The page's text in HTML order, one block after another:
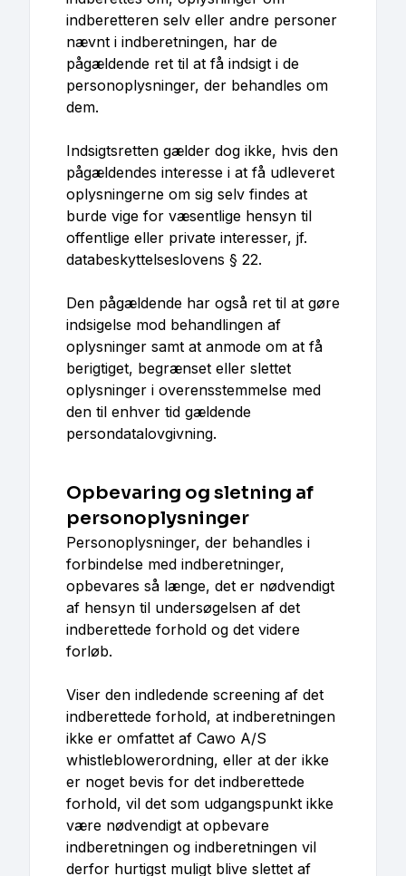
indberetteren selv eller andre personer
nævnt i indberetningen, har de
pågældende ret til at få indsigt i de
personoplysninger, der behandles om
dem.
Indsigtsretten gælder dog ikke, hvis den
pågældendes interesse i at få udleveret
oplysningerne om sig selv findes at
burde vige for væsentlige hensyn til
offentlige eller private interesser, jf.
databeskyttelseslovens § 22.
Den pågældende har også ret til at gøre
indsigelse mod behandlingen af
oplysninger samt at anmode om at få
berigtiget, begrænset eller slettet
oplysninger i overensstemmelse med
den til enhver tid gældende
persondatalovgivning.
Opbevaring og sletning af
personoplysninger
Personoplysninger, der behandles i
forbindelse med indberetninger,
opbevares så længe, det er nødvendigt
af hensyn til undersøgelsen af det
indberettede forhold og det videre
forløb.
Viser den indledende screening af det
indberettede forhold, at indberetningen
ikke er omfattet af Cawo A/S
whistleblowerordning, eller at der ikke
er noget bevis for det indberettede
forhold, vil det som udgangspunkt ikke
være nødvendigt at opbevare
indberetningen og indberetningen vil
derfor hurtigst muligt blive slettet af